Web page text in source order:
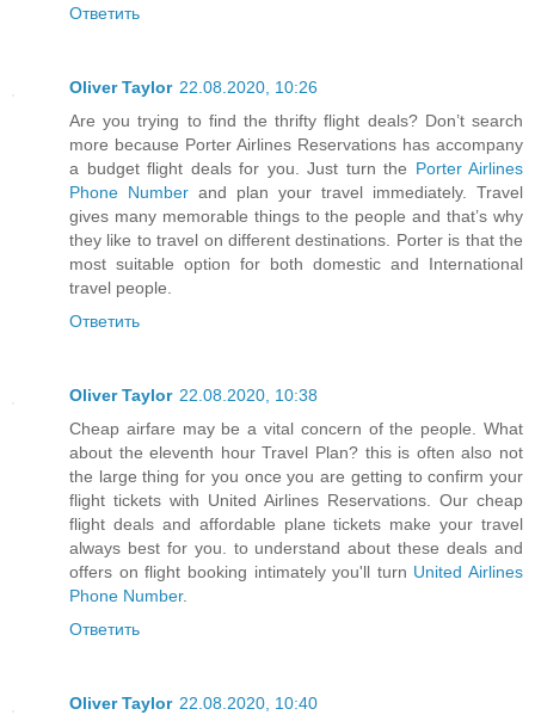
Ответить
Oliver Taylor 22.08.2020, 10:26
Are you trying to find the thrifty flight deals? Don’t search
more because Porter Airlines Reservations has accompany
a budget flight deals for you. Just turn the Porter Airlines
Phone Number and plan your travel immediately. Travel
gives many memorable things to the people and that’s why
they like to travel on different destinations. Porter is that the
most suitable option for both domestic and International
travel people.
Ответить
Oliver Taylor 22.08.2020, 10:38
Cheap airfare may be a vital concern of the people. What
about the eleventh hour Travel Plan? this is often also not
the large thing for you once you are getting to confirm your
flight tickets with United Airlines Reservations. Our cheap
flight deals and affordable plane tickets make your travel
always best for you. to understand about these deals and
offers on flight booking intimately you'll turn United Airlines
Phone Number.
Ответить
Oliver Taylor 22.08.2020, 10:40